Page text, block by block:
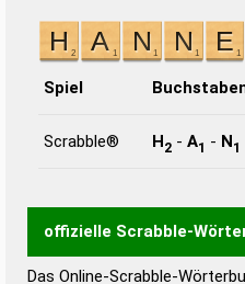
Spiel
Scrabble® H2 - A1 - N1
offizielle Scrabble-
Das Online-Scrabble-